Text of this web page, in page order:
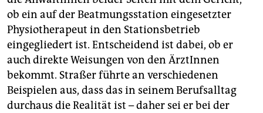
ob ein auf der Beatmungsstation eingesetzter
Physiotherapeut in den Stationsbetrieb
eingegliedert ist. Entscheidend ist dabei, ob er
auch direkte Weisungen von den ÄrztInnen
bekommt. Straßer führte an verschiedenen
Beispielen aus, dass das in seinem Berufsalltag
durchaus die Realität ist – daher sei er bei der